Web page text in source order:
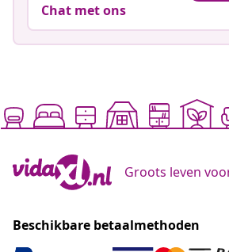
Chat met ons
Groots leven
Beschikbare betaalmethoden